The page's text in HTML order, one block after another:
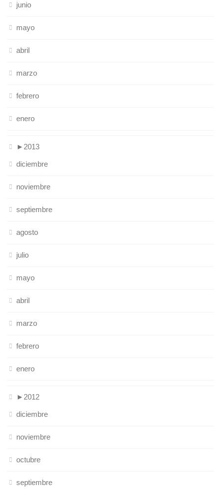
junio
mayo
abril
marzo
febrero
enero
► 2013
diciembre
noviembre
septiembre
agosto
julio
mayo
abril
marzo
febrero
enero
► 2012
diciembre
noviembre
octubre
septiembre